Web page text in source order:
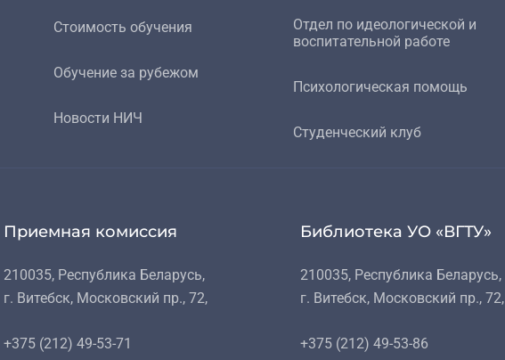
Стоимость обучения
Обучение за рубежом
Новости НИЧ
Отдел по идеологической и
воспитательной работе
Психологическая помощь
Студенческий клуб
Приемная комиссия
210035, Республика Беларусь,
г. Витебск, Московский пр., 72,
+375 (212) 49-53-71
Библиотека УО «ВГТУ»
210035, Республика Беларусь,
г. Витебск, Московский пр., 72,
+375 (212) 49-53-86